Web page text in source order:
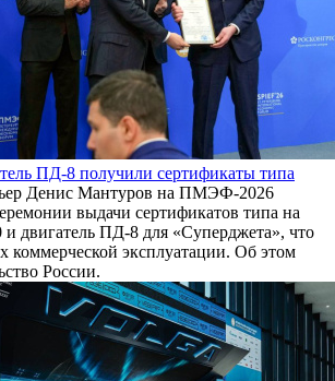
ПД-8 получили сертификаты типа
Денис Мантуров на ПМЭФ-2026
выдачи сертификатов типа на
и двигатель ПД-8 для «Суперджета», что
коммерческой эксплуатации. Об этом
России.